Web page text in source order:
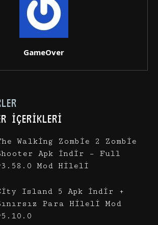
GameOver
İÇERIKLERI
Walking Zombie 2 Zombie
Apk İndir – Full
Mod Hileli
Island 5 Apk İndir +
Para Hileli Mod